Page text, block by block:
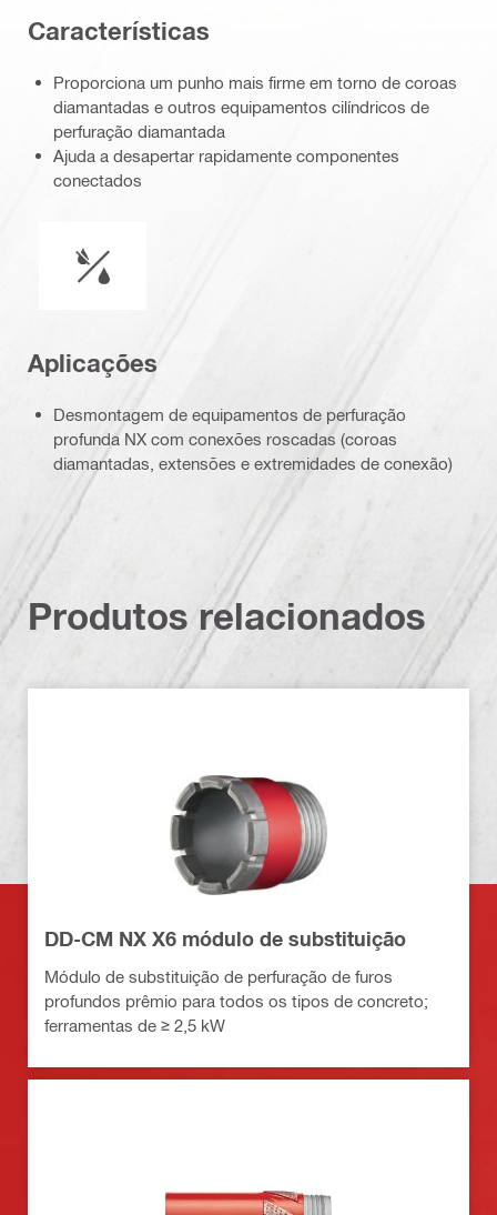
Características
Proporciona um punho mais firme em torno de coroas
diamantadas e outros equipamentos cilíndricos de
perfuração diamantada
Ajuda a desapertar rapidamente componentes
conectados
Aplicações
Desmontagem de equipamentos de perfuração
profunda NX com conexões roscadas (coroas
diamantadas, extensões e extremidades de conexão)
Produtos relacionados
DD-CM NX X6 módulo de substituição
Módulo de substituição de perfuração de furos
profundos prêmio para todos os tipos de concreto;
ferramentas de ≥ 2,5 kW